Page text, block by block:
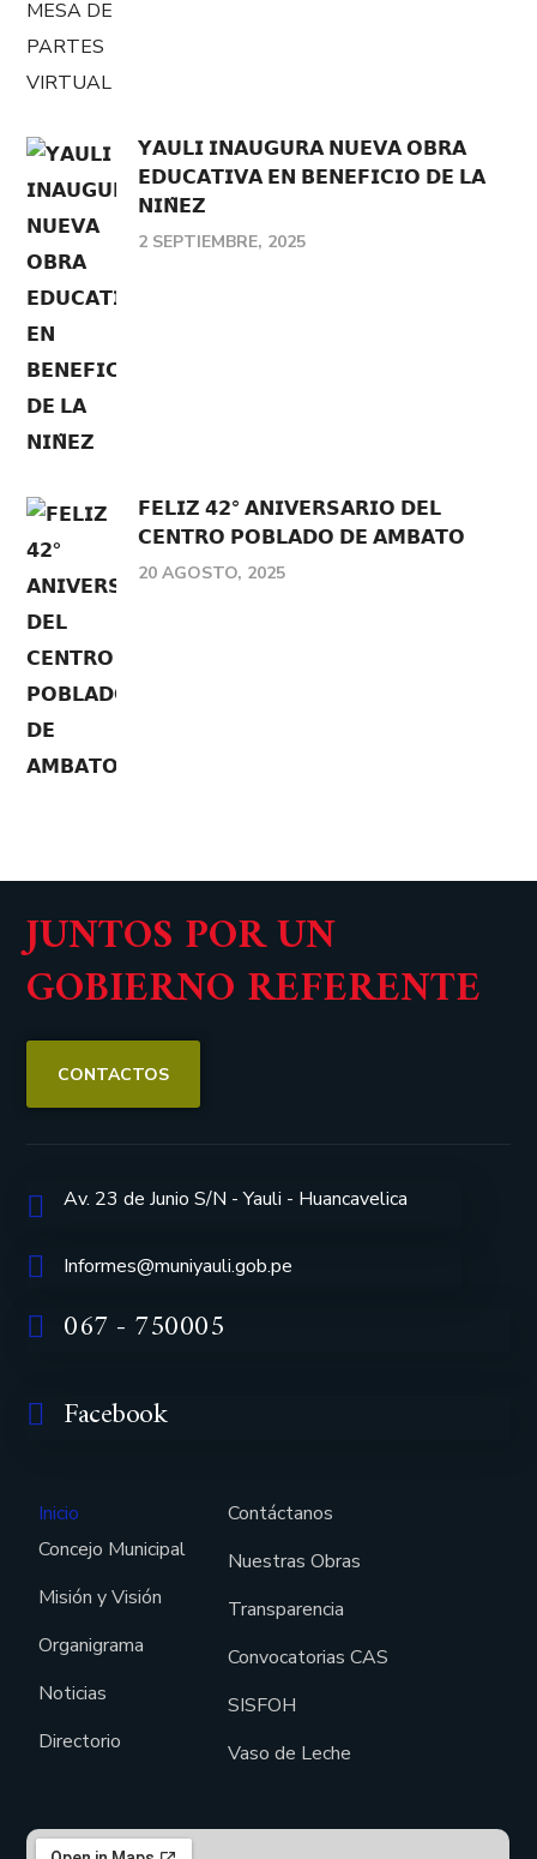
𝗬𝗔𝗨𝗟𝗜 𝗜𝗡𝗔𝗨𝗚𝗨𝗥𝗔 𝗡𝗨𝗘𝗩𝗔 𝗢𝗕𝗥𝗔
𝗘𝗗𝗨𝗖𝗔𝗧𝗜𝗩𝗔 𝗘𝗡 𝗕𝗘𝗡𝗘𝗙𝗜𝗖𝗜𝗢 𝗗𝗘 𝗟𝗔
𝗡𝗜𝗡̃𝗘𝗭
2 SEPTIEMBRE, 2025
𝗙𝗘𝗟𝗜𝗭 𝟰𝟮° 𝗔𝗡𝗜𝗩𝗘𝗥𝗦𝗔𝗥𝗜𝗢 𝗗𝗘𝗟
𝗖𝗘𝗡𝗧𝗥𝗢 𝗣𝗢𝗕𝗟𝗔𝗗𝗢 𝗗𝗘 𝗔𝗠𝗕𝗔𝗧𝗢
20 AGOSTO, 2025
JUNTOS POR UN
GOBIERNO REFERENTE
CONTACTOS
Av. 23 de Junio S/N - Yauli - Huancavelica
Informes@muniyauli.gob.pe
067 - 750005
Facebook
Inicio
Concejo Municipal
Misión y Visión
Organigrama
Noticias
Directorio
Contáctanos
Nuestras Obras
Transparencia
Convocatorias CAS
SISFOH
Vaso de Leche